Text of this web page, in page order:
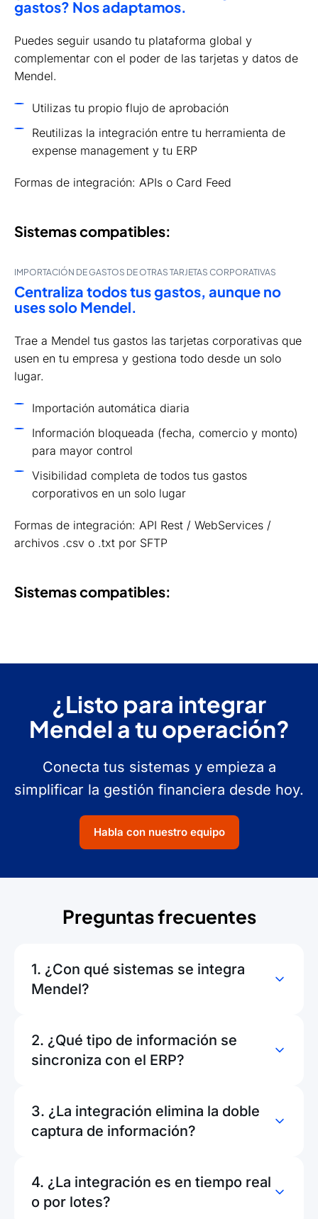
gastos? Nos adaptamos.
Puedes seguir usando tu plataforma global y
complementar con el poder de las tarjetas y datos de
Mendel.
Utilizas tu propio flujo de aprobación
Reutilizas la integración entre tu herramienta de
expense management y tu ERP
Formas de integración: APIs o Card Feed
Sistemas compatibles:
IMPORTACIÓN DE GASTOS DE OTRAS TARJETAS CORPORATIVAS
Centraliza todos tus gastos, aunque no
uses solo Mendel.
Trae a Mendel tus gastos las tarjetas corporativas que
usen en tu empresa y gestiona todo desde un solo
lugar.
Importación automática diaria
Información bloqueada (fecha, comercio y monto)
para mayor control
Visibilidad completa de todos tus gastos
corporativos en un solo lugar
Formas de integración: API Rest / WebServices /
archivos .csv o .txt por SFTP
Sistemas compatibles:
¿Listo para integrar
Mendel a tu operación?
Conecta tus sistemas y empieza a
simplificar la gestión financiera desde hoy.
Habla con nuestro equipo
Preguntas frecuentes
1. ¿Con qué sistemas se integra
Mendel?
2. ¿Qué tipo de información se
sincroniza con el ERP?
3. ¿La integración elimina la doble
captura de información?
4. ¿La integración es en tiempo real
o por lotes?